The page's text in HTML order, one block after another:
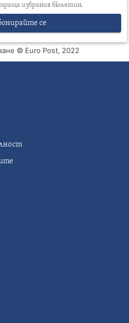
избрания бюлетин.
се
© Euro Post, 2022